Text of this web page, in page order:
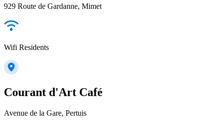
929 Route de Gardanne, Mimet
Wifi Residents
Courant d'Art Café
Avenue de la Gare, Pertuis